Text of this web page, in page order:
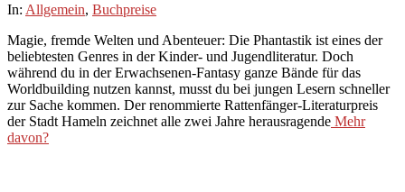
2026-
28
In: Allgemein, Buchpreise
Magie, fremde Welten und Abenteuer: Die Phantastik ist eines der
beliebtesten Genres in der Kinder- und Jugendliteratur. Doch
während du in der Erwachsenen-Fantasy ganze Bände für das
Worldbuilding nutzen kannst, musst du bei jungen Lesern schneller
zur Sache kommen. Der renommierte Rattenfänger-Literaturpreis
der Stadt Hameln zeichnet alle zwei Jahre herausragende Mehr
davon?